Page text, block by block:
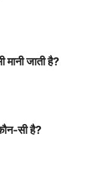
जाती है?
सी है?